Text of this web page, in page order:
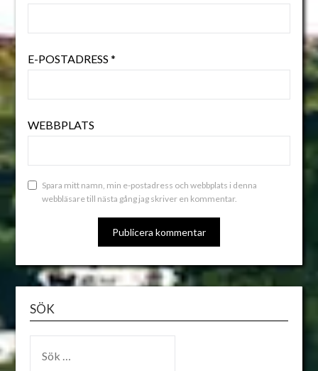
E-POSTADRESS *
WEBBPLATS
Spara mitt namn, min e-postadress och webbplats i denna
webbläsare till nästa gång jag skriver en kommentar.
ALTERNATIVE:
SÖK